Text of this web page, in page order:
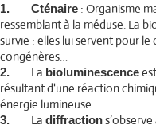
1. Cténaire : Organisme
ressemblant à la méduse. La
survie : elles lui servent pour
congénères…
2. La bioluminescence
résultant d'une réaction
énergie lumineuse.
3. La diffraction